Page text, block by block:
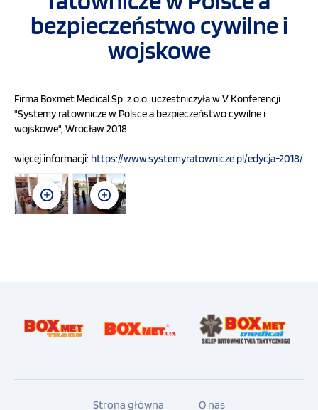
AKTUALNOŚCI
OFERTA
SZKOLENIA
PROGRAMY UNIJNE
SKLEP
bezpieczeństwo cywilne i
wojskowe
Firma Boxmet Medical Sp. z o.o. uczestniczyła w V Konferencji
"Systemy ratownicze w Polsce a bezpieczeństwo cywilne i
wojskowe", Wrocław 2018
więcej informacji: https://www.systemyratownicze.pl/edycja-2018/
Strona główna O nas